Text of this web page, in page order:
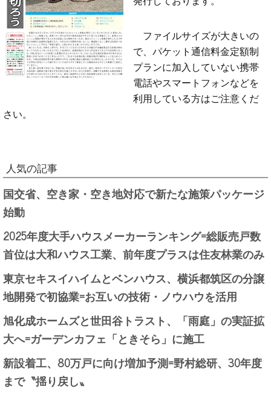
ファイルサイズが大きいの
で、パケット通信料金定額制
プランに加入していない携帯
電話やスマートフォンなどを
利用している方はご注意くだ
さい。
人気の記事
国交省、空き家・空き地対応で新たな施策パッケージ
始動
2025年度大手ハウスメーカーランキング=総販売戸数
首位は大和ハウス工業、前年度プラスは住友林業のみ
東京セキスイハイムとベンハウス、横浜都筑区の分譲
地開発で初協業=お互いの技術・ノウハウを活用
旭化成ホームズと世田谷トラスト、「雨庭」の実証拡
大へ=ガーデンカフェ「ときそら」に施工
新設着工、80万戸に向け増加予測=野村総研、30年度
まで〝揺り戻し〟